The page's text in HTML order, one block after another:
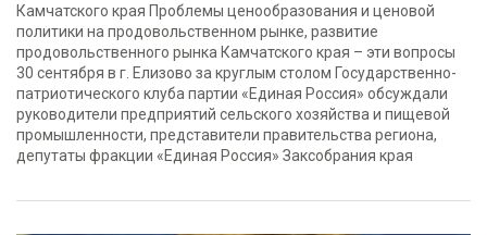
Камчатского края Проблемы ценообразования и ценовой
политики на продовольственном рынке, развитие
продовольственного рынка Камчатского края – эти вопросы
30 сентября в г. Елизово за круглым столом Государственно-
патриотического клуба партии «Единая Россия» обсуждали
руководители предприятий сельского хозяйства и пищевой
промышленности, представители правительства региона,
депутаты фракции «Единая Россия» Заксобрания края